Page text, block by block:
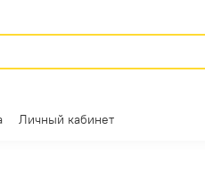
Личный кабинет